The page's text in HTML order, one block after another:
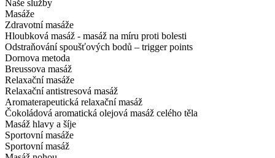
Naše služby
Masáže
Zdravotní masáže
Hloubková masáž - masáž na míru proti bolesti
Odstraňování spoušťových bodů – trigger points
Dornova metoda
Breussova masáž
Relaxační masáže
Relaxační antistresová masáž
Aromaterapeutická relaxační masáž
Čokoládová aromatická olejová masáž celého těla
Masáž hlavy a šíje
Sportovní masáže
Sportovní masáž